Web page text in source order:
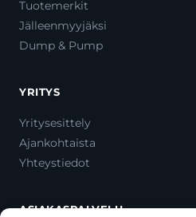
Tuotemerkit
Jälleenmyyjäksi
Dump & Pump
YRITYS
Yritysesittely
Ajankohtaista
Yhteystiedot
ASIAKASPALVELU